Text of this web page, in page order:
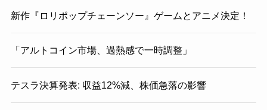
新作『ロリポップチェーンソー』ゲームとアニメ決定！
「アルトコイン市場、過熱感で一時調整」
テスラ決算発表: 収益12%減、株価急落の影響